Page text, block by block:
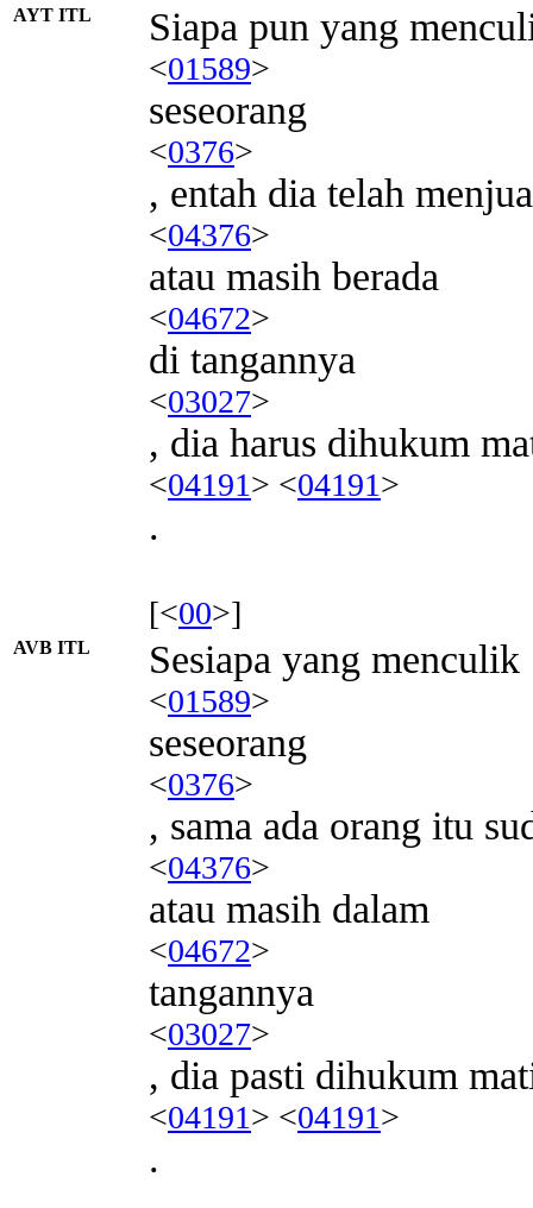
AYT ITL Siapa pun yang
<01589>
seseorang
<0376>
, entah dia telah
<04376>
atau masih berada
<04672>
di tangannya
<03027>
, dia harus dihukum
<04191> <04191>
.
[<00>]
AVB ITL Sesiapa yang menculik
<01589>
seseorang
<0376>
, sama ada orang itu
<04376>
atau masih dalam
<04672>
tangannya
<03027>
, dia pasti dihukum
<04191> <04191>
.